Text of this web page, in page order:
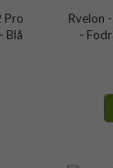
Pro
Blå
Rvelon
-